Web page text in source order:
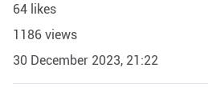
64 likes
1186 views
30 December 2023, 21:22